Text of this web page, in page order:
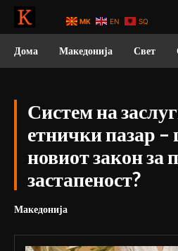
Дома Македонија Свет
Систем на
етнички пазар –
новиот закон за
застапеност?
Македонија
MK EN SQ